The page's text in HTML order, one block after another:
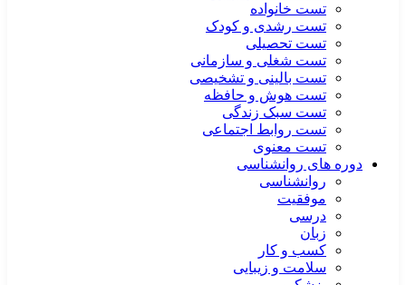
تست خانواده
تست رشدی و کودک
تست تحصیلی
تست شغلی و سازمانی
تست بالینی و تشخیصی
تست هوش و حافظه
تست سبک زندگی
تست روابط اجتماعی
تست معنوی
دوره های روانشناسی
روانشناسی
موفقیت
درسی
زبان
کسب و کار
سلامت و زیبایی